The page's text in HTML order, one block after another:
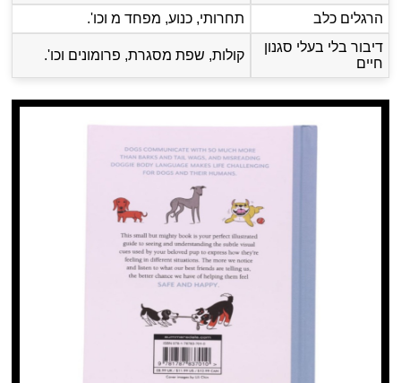
הרגלים כלב
תחרותי, כנוע, מפחד מ וכו'.
דיבור בלי בעלי סגנון
חיים
קולות, שפת מסגרת, פרומונים וכו'.